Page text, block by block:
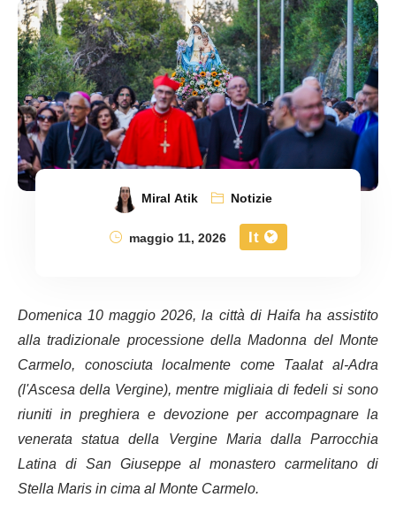
Miral Atik
Notizie
maggio 11, 2026
It
Domenica 10 maggio 2026, la città di Haifa ha assistito
alla tradizionale processione della Madonna del Monte
Carmelo, conosciuta localmente come Taalat al-Adra
(l'Ascesa della Vergine), mentre migliaia di fedeli si sono
riuniti in preghiera e devozione per accompagnare la
venerata statua della Vergine Maria dalla Parrocchia
Latina di San Giuseppe al monastero carmelitano di
Stella Maris in cima al Monte Carmelo.